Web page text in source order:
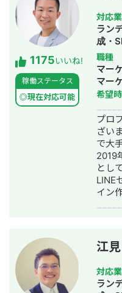
1175いいね!
稼働ステータス
◎現在対応可能
対応
ラン
成・
ペー
運用
職種
マー
マー
希望
プロ
ざい
で大
2019
とし
LINE
イン
江
対応
ラン